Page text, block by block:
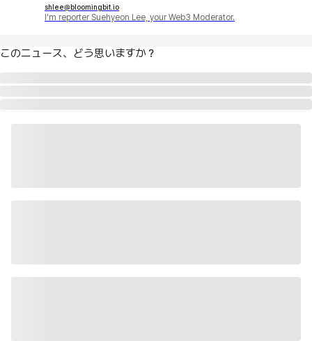
shlee@bloomingbit.io
I'm reporter Suehyeon Lee, your Web3 Moderator.
このニュース、どう思いますか？